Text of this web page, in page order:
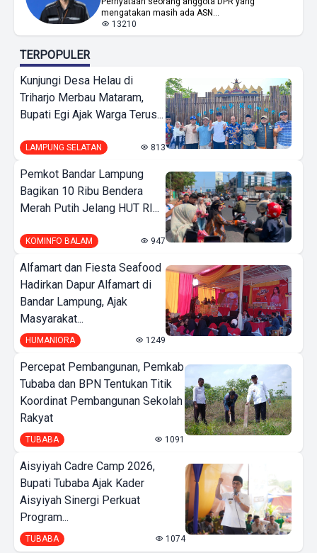
mengatakan masih ada ASN...
13210
TERPOPULER
Kunjungi Desa Helau di
Triharjo Merbau Mataram,
Bupati Egi Ajak Warga Terus...
LAMPUNG SELATAN 813
Pemkot Bandar Lampung
Bagikan 10 Ribu Bendera
Merah Putih Jelang HUT RI...
KOMINFO BALAM 947
Alfamart dan Fiesta Seafood
Hadirkan Dapur Alfamart di
Bandar Lampung, Ajak
Masyarakat...
HUMANIORA 1249
Percepat Pembangunan, Pemkab
Tubaba dan BPN Tentukan Titik
Koordinat Pembangunan Sekolah
Rakyat
TUBABA 1091
Aisyiyah Cadre Camp 2026,
Bupati Tubaba Ajak Kader
Aisyiyah Sinergi Perkuat
Program...
TUBABA 1074